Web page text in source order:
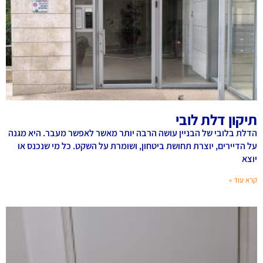
תיקון דלת לובי
הדלת בלובי של הבניין עושה הרבה יותר מאשר לאפשר מעבר. היא מגנה
על הדיירים, יוצרת תחושת ביטחון, ושומרת על השקט. כל מי שנכנס או
יוצא
קרא עוד »